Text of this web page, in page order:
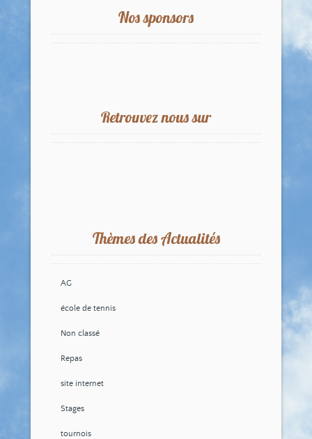
Nos sponsors
Retrouvez nous sur
Thèmes des Actualités
AG
école de tennis
Non classé
Repas
site internet
Stages
tournois